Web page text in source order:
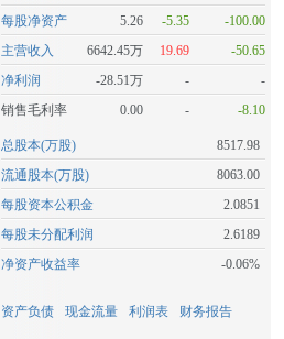
每股净资产
5.26 -5.35
-100.00
主营收入
6642.45万 19.69
-50.65
净利润
-28.51万 -
-
销售毛利率
0.00 - -8.10
总股本(万股)
8517.98
流通股本(万股)
8063.00
每股资本公积金
2.0851
每股未分配利润
2.6189
净资产收益率
-0.06%
资产负债 现金流量 利润表 财务报告